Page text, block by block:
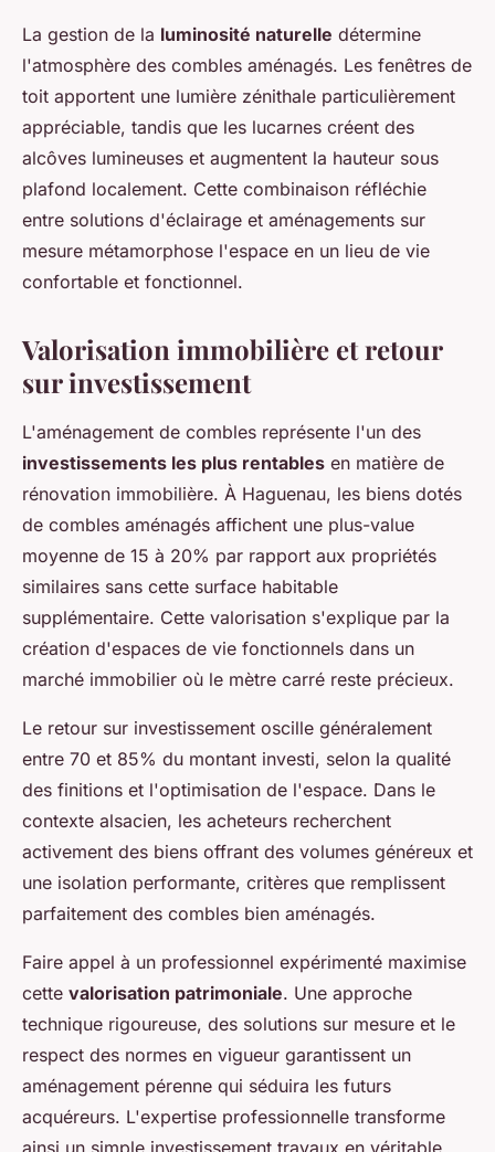
La gestion de la luminosité naturelle détermine
l'atmosphère des combles aménagés. Les fenêtres de
toit apportent une lumière zénithale particulièrement
appréciable, tandis que les lucarnes créent des
alcôves lumineuses et augmentent la hauteur sous
plafond localement. Cette combinaison réfléchie
entre solutions d'éclairage et aménagements sur
mesure métamorphose l'espace en un lieu de vie
confortable et fonctionnel.
Valorisation immobilière et retour
sur investissement
L'aménagement de combles représente l'un des
investissements les plus rentables en matière de
rénovation immobilière. À Haguenau, les biens dotés
de combles aménagés affichent une plus-value
moyenne de 15 à 20% par rapport aux propriétés
similaires sans cette surface habitable
supplémentaire. Cette valorisation s'explique par la
création d'espaces de vie fonctionnels dans un
marché immobilier où le mètre carré reste précieux.
Le retour sur investissement oscille généralement
entre 70 et 85% du montant investi, selon la qualité
des finitions et l'optimisation de l'espace. Dans le
contexte alsacien, les acheteurs recherchent
activement des biens offrant des volumes généreux et
une isolation performante, critères que remplissent
parfaitement des combles bien aménagés.
Faire appel à un professionnel expérimenté maximise
cette valorisation patrimoniale. Une approche
technique rigoureuse, des solutions sur mesure et le
respect des normes en vigueur garantissent un
aménagement pérenne qui séduira les futurs
acquéreurs. L'expertise professionnelle transforme
ainsi un simple investissement travaux en véritable